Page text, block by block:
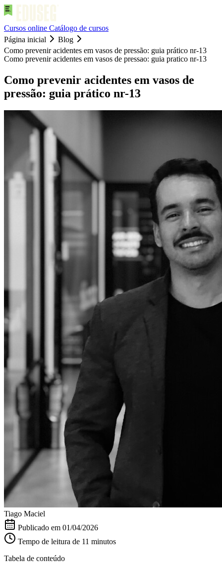
Cursos online Catálogo de cursos
Página inicial
Blog
Como prevenir acidentes em vasos de pressão: guia prático nr-13
Como prevenir acidentes em vasos de pressao: guia pratico nr-13
Como prevenir acidentes em vasos de
pressão: guia prático nr-13
Tiago Maciel
Publicado em 01/04/2026
Tempo de leitura de 11 minutos
Tabela de conteúdo